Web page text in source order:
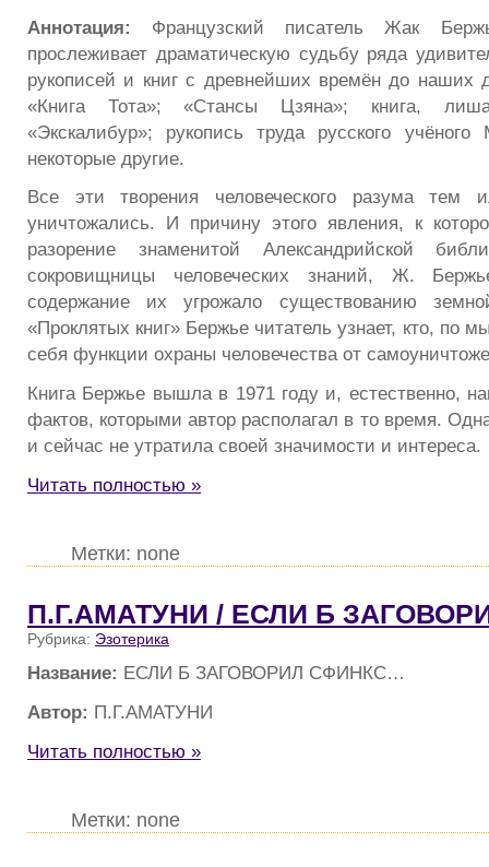
Аннотация: Французский писатель Жак
прослеживает драматическую судьбу ряда
рукописей и книг с древнейших времён до наших
«Книга Тота»; «Стансы Цзяна»; книга,
«Экскалибур»; рукопись труда русского
некоторые другие.
Все эти творения человеческого разума тем
уничтожались. И причину этого явления, к
разорение знаменитой Александрийской
сокровищницы человеческих знаний, Ж.
содержание их угрожало существованию
«Проклятых книг» Бержье читатель узнает, кто, по
себя функции охраны человечества от
Книга Бержье вышла в 1971 году и, естественно,
фактов, которыми автор располагал в то время.
и сейчас не утратила своей значимости и интереса.
Читать полностью »
Метки: none
П.Г.АМАТУНИ / ЕСЛИ Б
Рубрика: Эзотерика
Название: ЕСЛИ Б ЗАГОВОРИЛ СФИНКС…
Автор: П.Г.АМАТУНИ
Читать полностью »
Метки: none